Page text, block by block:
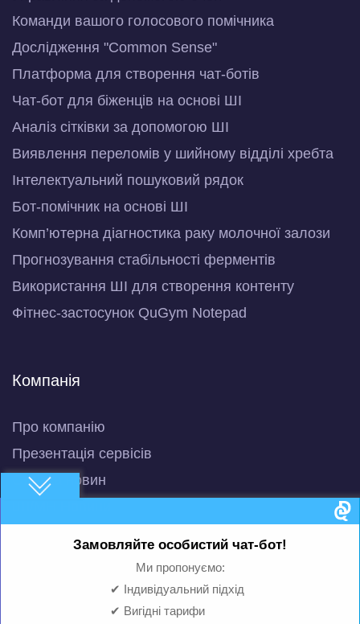
Замовляйте особистий чат-бот!
Ми пропонуємо:
✔ Індивідуальний підхід
✔ Вигідні тарифи
Команди вашого голосового помічника
Дослідження "Common Sense"
Платформа для створення чат-ботів
Чат-бот для біженців на основі ШІ
Аналіз сітківки за допомогою ШІ
Виявлення переломів у шийному відділі хребта
Інтелектуальний пошуковий рядок
Бот-помічник на основі ШІ
Комп’ютерна діагностика раку молочної залози
Прогнозування стабільності ферментів
Використання ШІ для створення контенту
Фітнес-застосунок QuGym Notepad
Компанія
Про компанію
Презентація сервісів
Стрічка новин
Машинне навчання
Розумний чат-бот з ШІ
QuBot Pitch Deck